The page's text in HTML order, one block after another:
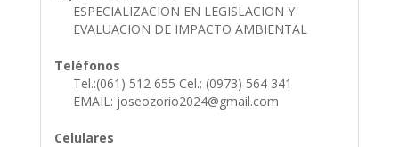
ESPECIALIZACION EN LEGISLACION Y
EVALUACION DE IMPACTO AMBIENTAL
Teléfonos
Tel.:(061) 512 655 Cel.: (0973) 564 341
EMAIL: joseozorio2024@gmail.com
Celulares